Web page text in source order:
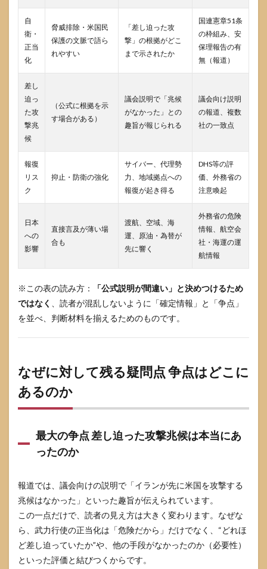
10
参考
情報
自
衛・
正当
化
脅威排除・米国民
保護の文脈で語ら
れやすい
「差し迫った攻
撃」の根拠がどこ
まで示されたか
国連憲章51条
の枠組み、安
保理報告の有
無（報道）
差し
迫っ
た攻
撃兆
候
（公式に根拠を示
す場合がある）
議会説明で「兆候
がなかった」との
趣旨が報じられる
議会向け説明
の報道、複数
社の一致点
報復
リス
ク
抑止・防衛の強化
サイバー、代理勢
力、地域拠点への
報復が起き得る
DHS等の評
価、外務省の
注意喚起
日本
への
影響
直接言及が薄い場
合も
渡航、空域、海
運、原油・為替が
先に響く
外務省の危険
情報、航空会
社・海運の運
航情報
※この表の読み方：
「公式説明が間違い」と決めつけるため
ではなく
、読者が混乱しないように「確定情報」と「争点」
を並べ、判断材料を揃えるためのものです。
なぜに対して残る疑問点 争点はどこに
あるのか
最大の争点 差し迫った攻撃兆候は本当にあ
ったのか
報道では、議会向けの説明で「イランが先に米国を攻撃する
兆候はなかった」といった趣旨が伝えられています。
この一点だけで、読者の見え方は大きく変わります。なぜな
ら、武力行使の正当化は「危険だから」だけでなく、“どれほ
ど差し迫っていたか”や、他の手段がなかったのか（必要性）
といった評価と結びつくからです。